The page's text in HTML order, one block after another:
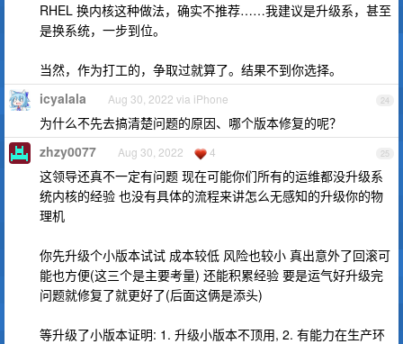
RHEL 换内核这种做法，确实不推荐……我建议是升级系，甚至
是换系统，一步到位。
当然，作为打工的，争取过就算了。结果不到你选择。
24
icyalala Aug 30, 2022 via iPhone
为什么不先去搞清楚问题的原因、哪个版本修复的呢？
25
zhzy0077 Aug 30, 2022 4
这领导还真不一定有问题 现在可能你们所有的运维都没升级系
统内核的经验 也没有具体的流程来讲怎么无感知的升级你的物
理机
你先升级个小版本试试 成本较低 风险也较小 真出意外了回滚可
能也方便(这三个是主要考量) 还能积累经验 要是运气好升级完
问题就修复了就更好了(后面这俩是添头)
等升级了小版本证明: 1. 升级小版本不顶用, 2. 有能力在生产环